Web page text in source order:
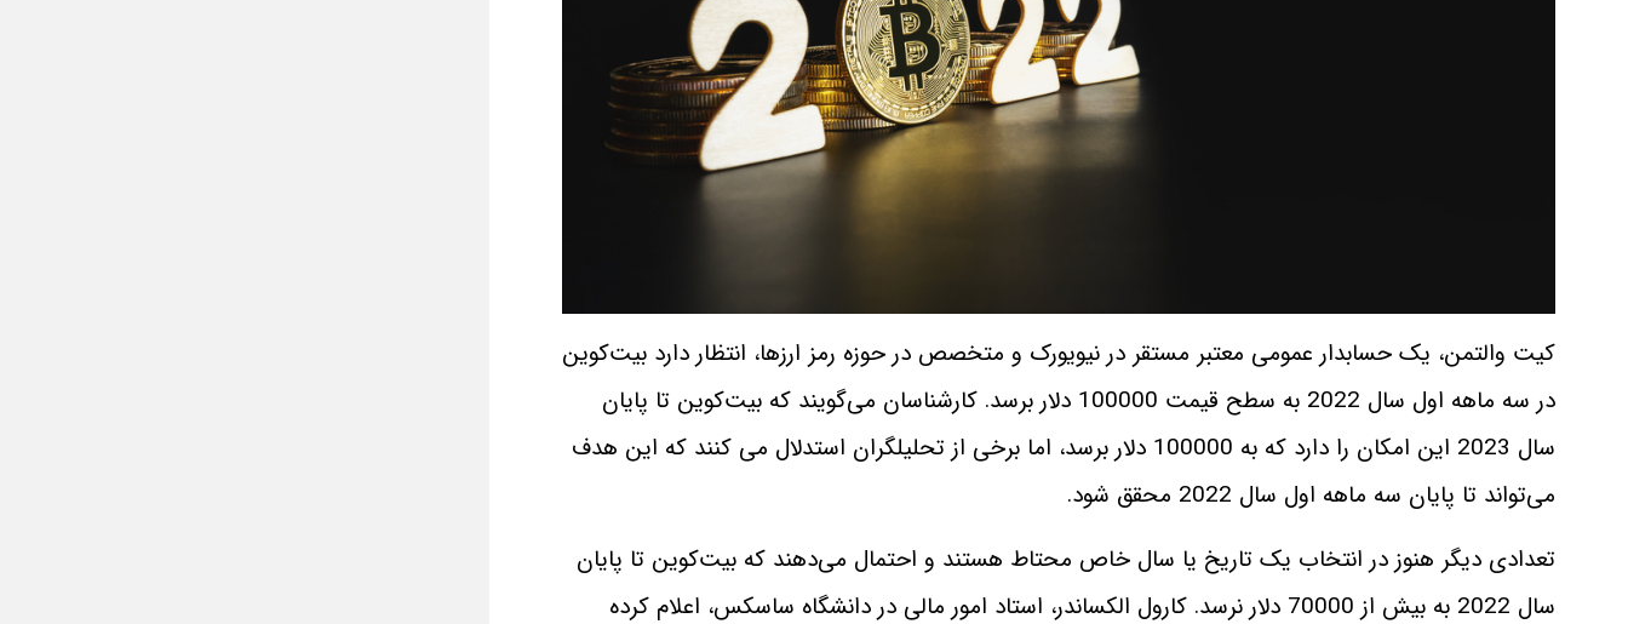
کیت والتمن، یک حسابدار عمومی معتبر مستقر در نیویورک و متخصص در حوزه رمز ارزها، انتظار دارد بیت‌کوین
در سه ماهه اول سال 2022 به سطح قیمت 100000 دلار برسد.
کارشناسان می‌گویند که بیت‌کوین تا پایان
سال 2023 این امکان را دارد که به 100000 دلار برسد، اما برخی از تحلیلگران استدلال می کنند که این هدف
می‌تواند تا پایان سه ماهه اول سال 2022 محقق شود.
تعدادی دیگر هنوز در انتخاب یک تاریخ یا سال خاص محتاط هستند و احتمال می‌دهند که بیت‌کوین تا پایان
سال 2022 به بیش از 70000 دلار نرسد.
کارول الکساندر، استاد امور مالی در دانشگاه ساسکس، اعلام کرده